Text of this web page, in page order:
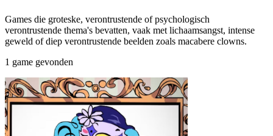
Games die groteske, verontrustende of psychologisch
verontrustende thema's bevatten, vaak met lichaamsangst, intense
geweld of diep verontrustende beelden zoals macabere clowns.
1 game gevonden